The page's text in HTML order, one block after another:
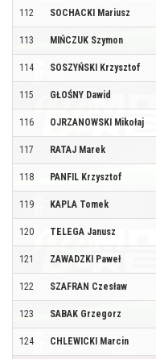
112 SOCHACKI Mariusz
113 MIŃCZUK Szymon
114 SOSZYŃSKI Krzysztof
115 GŁOŚNY Dawid
116 OJRZANOWSKI Mikołaj
117 RATAJ Marek
118 PANFIL Krzysztof
119 KAPLA Tomek
120 TELEGA Janusz
121 ZAWADZKI Paweł
122 SZAFRAN Czesław
123 SABAK Grzegorz
124 CHLEWICKI Marcin